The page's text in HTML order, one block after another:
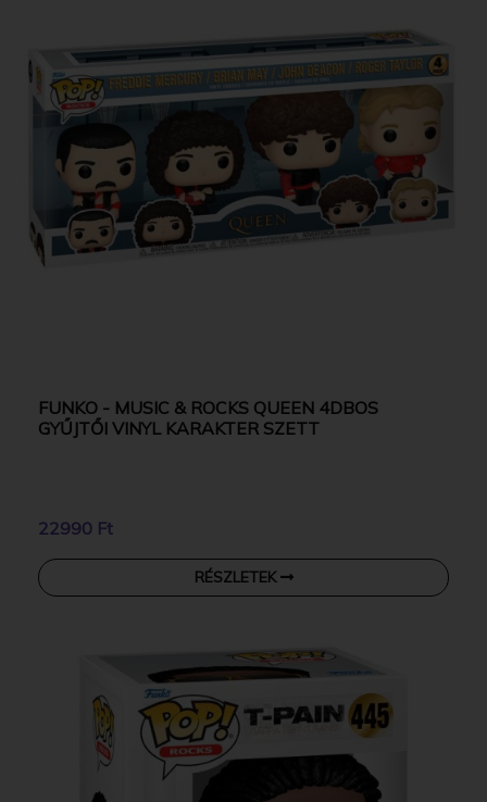
FUNKO - MUSIC & ROCKS QUEEN 4DBOS
GYŰJTŐI VINYL KARAKTER SZETT
22990 Ft
RÉSZLETEK